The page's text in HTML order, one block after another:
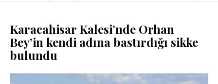
Karacahisar Kalesi’nde Orhan
Bey’in kendi adına bastırdığı sikke
bulundu